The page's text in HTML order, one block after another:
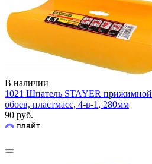
В наличии
1021 Шпатель STAYER
обоев, пластмасс, 4-в-1, 280мм
90 руб.